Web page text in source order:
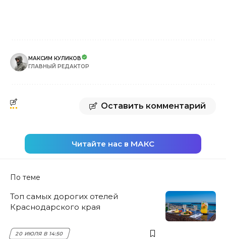
МАКСИМ КУЛИКОВ
ГЛАВНЫЙ РЕДАКТОР
Оставить комментарий
Читайте нас в МАКС
По теме
Топ самых дорогих отелей
Краснодарского края
20 ИЮЛЯ В 14:50